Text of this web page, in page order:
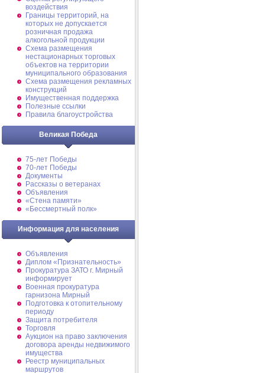
воздействия
Границы территорий, на
которых не допускается
розничная продажа
алкогольной продукции
Схема размещения
нестационарных торговых
объектов на территории
муниципального образования
Схема размещения рекламных
конструкций
Имущественная поддержка
Полезные ссылки
Правила благоустройства
Великая Победа
75-лет Победы
70-лет Победы
Документы
Рассказы о ветеранах
Объявления
«Стена памяти»
«Бессмертный полк»
Информация для населения
Объявления
Диплом «Признательность»
Прокуратура ЗАТО г. Мирный
информирует
Военная прокуратура
гарнизона Мирный
Подготовка к отопительному
периоду
Защита потребителя
Торговля
Аукцион на право заключения
договора аренды недвижимого
имущества
Реестр муниципальных
маршрутов